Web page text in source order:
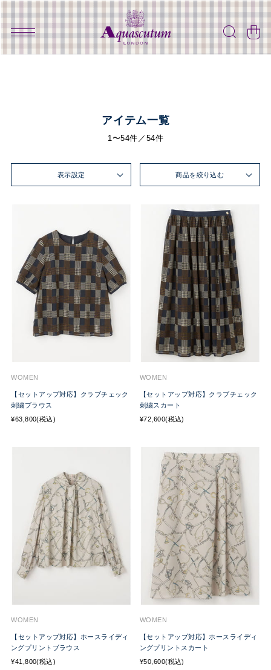
アイテム一覧
1〜54件／54件
表示設定 商品を絞り込む
WOMEN
【セットアップ対応】クラブチェック
刺繍ブラウス
¥63,800(税込)
WOMEN
【セットアップ対応】クラブチェック
刺繍スカート
¥72,600(税込)
WOMEN
【セットアップ対応】ホースライディ
ングプリントブラウス
¥41,800(税込)
WOMEN
【セットアップ対応】ホースライディ
ングプリントスカート
¥50,600(税込)